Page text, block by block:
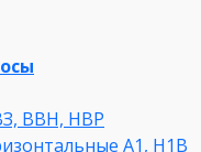
ВВН, НВР
А1, Н1В